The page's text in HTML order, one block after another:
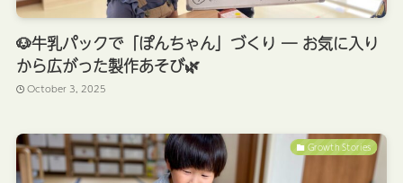
🐶牛乳パックで「ぽんちゃん」づくり ― お気に入り
から広がった製作あそび🌿
October 3, 2025
Growth Stories